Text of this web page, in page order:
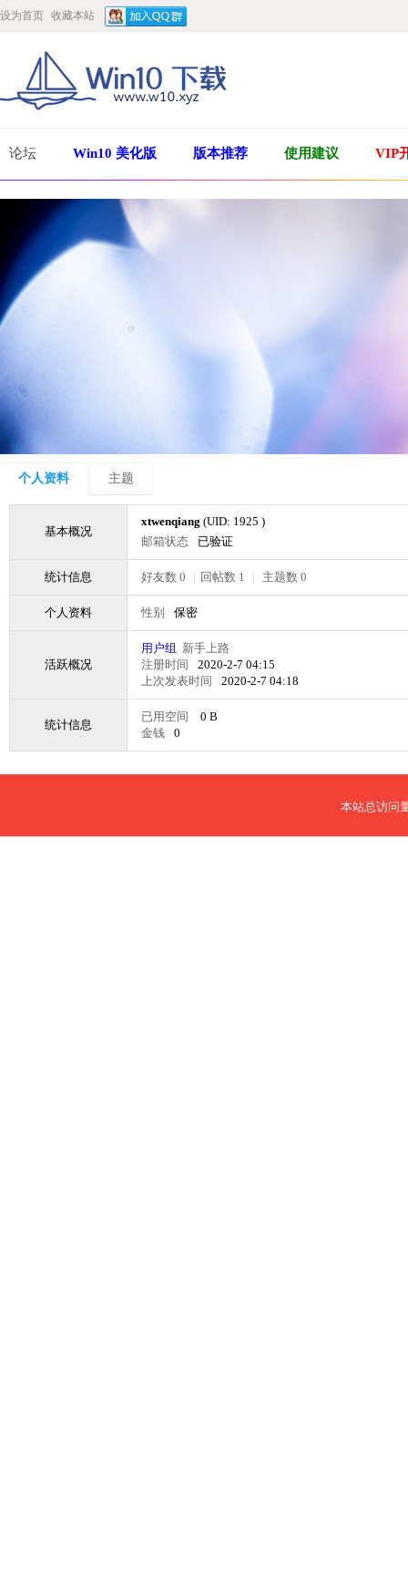
设为首页 收藏本站
论坛 Win10 美化版 版本推荐 使用建议 VIP
个人资料 主题
基本概况
xtwenqiang (UID: 1925 )
邮箱状态
已验证
统计信息 好友数 0 | 回帖数 1 | 主题数 0
个人资料 性别 保密
活跃概况
用户组 新手上路
注册时间
2020-2-7 04:15
上次发表时间
2020-2-7 04:18
统计信息
已用空间
0 B
金钱
0
本站总访问